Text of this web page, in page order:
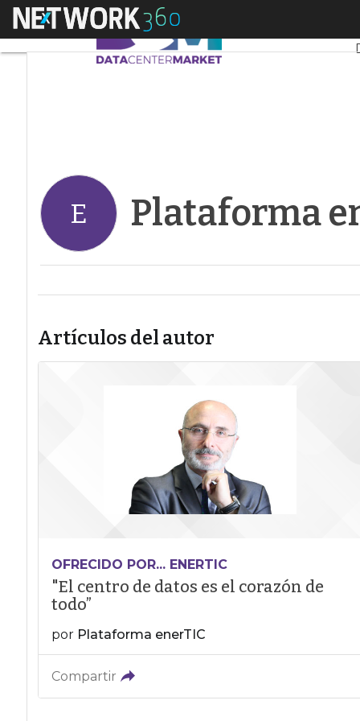
Menú
E Plataforma
Artículos del autor
OFRECIDO POR... ENERTIC
"El centro de datos es el corazón de
todo”
por Plataforma enerTIC
Compartir